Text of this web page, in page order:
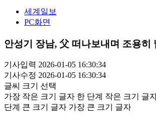
세계일보
PC화면
안성기 장남, 父 떠나보내며 조용히
기사입력 2026-01-05 16:30:34
기사수정 2026-01-05 16:30:34
글씨 크기 선택
가장 작은 크기 글자 한 단계 작은 크기 글
단계 큰 크기 글자 가장 큰 크기 글자